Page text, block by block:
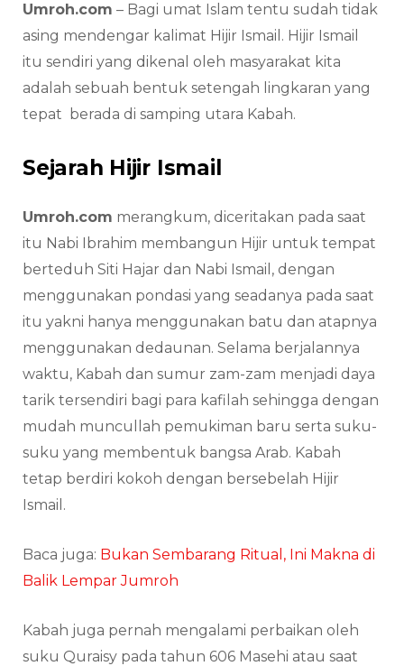
Umroh.com – Bagi umat Islam tentu sudah tidak
asing mendengar kalimat Hijir Ismail. Hijir Ismail
itu sendiri yang dikenal oleh masyarakat kita
adalah sebuah bentuk setengah lingkaran yang
tepat berada di samping utara Kabah.
Sejarah Hijir Ismail
Umroh.com merangkum, diceritakan pada saat
itu Nabi Ibrahim membangun Hijir untuk tempat
berteduh Siti Hajar dan Nabi Ismail, dengan
menggunakan pondasi yang seadanya pada saat
itu yakni hanya menggunakan batu dan atapnya
menggunakan dedaunan. Selama berjalannya
waktu, Kabah dan sumur zam-zam menjadi daya
tarik tersendiri bagi para kafilah sehingga dengan
mudah muncullah pemukiman baru serta suku-
suku yang membentuk bangsa Arab. Kabah
tetap berdiri kokoh dengan bersebelah Hijir
Ismail.
Baca juga: Bukan Sembarang Ritual, Ini Makna di
Balik Lempar Jumroh
Kabah juga pernah mengalami perbaikan oleh
suku Quraisy pada tahun 606 Masehi atau saat